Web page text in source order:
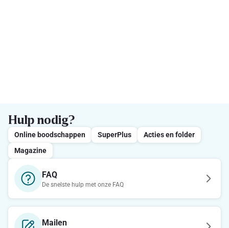
Hulp nodig?
Online boodschappen SuperPlus
Acties en folder
Magazine
FAQ
De snelste hulp met onze FAQ
Mailen